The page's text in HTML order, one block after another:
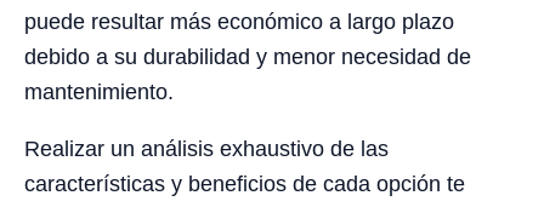
puede resultar más económico a largo plazo
debido a su durabilidad y menor necesidad de
mantenimiento.
Realizar un análisis exhaustivo de las
características y beneficios de cada opción te